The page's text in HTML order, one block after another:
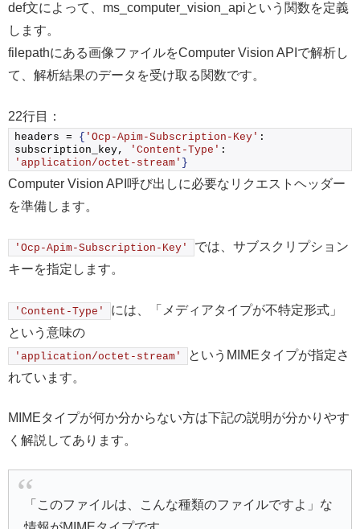
def文によって、ms_computer_vision_apiという関数を定義
します。
filepathにある画像ファイルをComputer Vision APIで解析し
て、解析結果のデータを受け取る関数です。
22行目：
headers = { 'Ocp-Apim-Subscription-Key' :
subscription_key,
'Content-Type'
'application/octet-stream' }
Computer Vision API呼び出しに必要なリクエストヘッダー
を準備します。
'Ocp-Apim-Subscription-Key'
では、サブスクリプション
キーを指定します。
'Content-Type'
には、「メディアタイプが不特定形式」
という意味の
'application/octet-stream'
というMIMEタイプが指定さ
れています。
MIMEタイプが何か分からない方は下記の説明が分かりやす
く解説してあります。
「このファイルは、こんな種類のファイルですよ」な